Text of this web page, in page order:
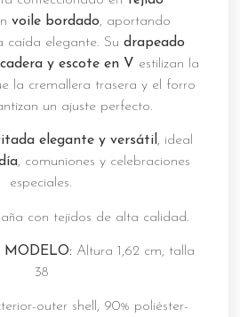
voile bordado, aportando
caída elegante. Su drapeado
y escote en V estilizan la
la cremallera trasera y el forro
un ajuste perfecto.
elegante y versátil , ideal
, comuniones y celebraciones
especiales.
con tejidos de alta calidad.
MODELO: Altura 1,62 cm, talla
38
outer shell, 90% poliéster-